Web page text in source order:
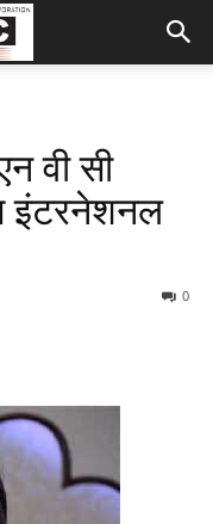
वी सी
इंटरनेशनल
0